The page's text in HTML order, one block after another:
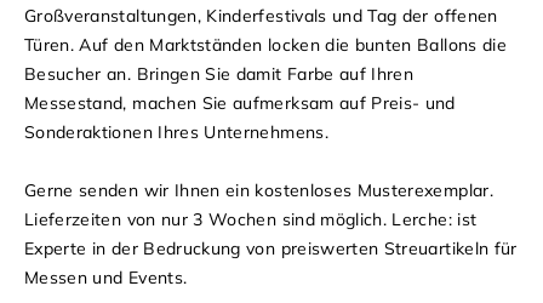
Großveranstaltungen, Kinderfestivals und Tag der offenen
Türen. Auf den Marktständen locken die bunten Ballons die
Besucher an. Bringen Sie damit Farbe auf Ihren
Messestand, machen Sie aufmerksam auf Preis- und
Sonderaktionen Ihres Unternehmens.
Gerne senden wir Ihnen ein kostenloses Musterexemplar.
Lieferzeiten von nur 3 Wochen sind möglich. Lerche: ist
Experte in der Bedruckung von preiswerten Streuartikeln für
Messen und Events.